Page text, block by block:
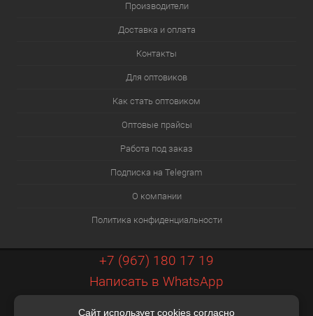
Сайт использует cookies согласно
Производители
Доставка и оплата
Контакты
Для оптовиков
Как стать оптовиком
Оптовые прайсы
Работа под заказ
Подписка на Telegram
О компании
Политика конфиденциальности
+7 (967) 180 17 19
Написать в WhatsApp